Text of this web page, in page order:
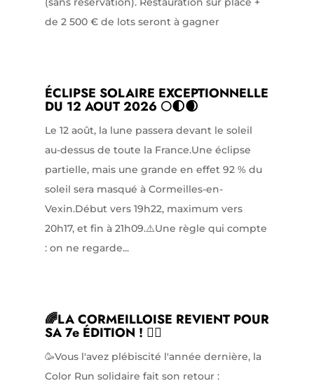
de 2 500 € de lots seront à gagner
ÉCLIPSE SOLAIRE EXCEPTIONNELLE
DU 12 AOUT 2026 🌕🌓🌒
Le 12 août, la lune passera devant le soleil
au-dessus de toute la France.Une éclipse
partielle, mais une grande en effet 92 % du
soleil sera masqué à Cormeilles-en-
Vexin.Début vers 19h22, maximum vers
20h17, et fin à 21h09.⚠️Une règle qui compte
: on ne regarde...
🌈LA CORMEILLOISE REVIENT POUR
SA 7e ÉDITION ! 🏃‍♀️
🥳Vous l'avez plébiscité l'année dernière, la
Color Run solidaire fait son retour :